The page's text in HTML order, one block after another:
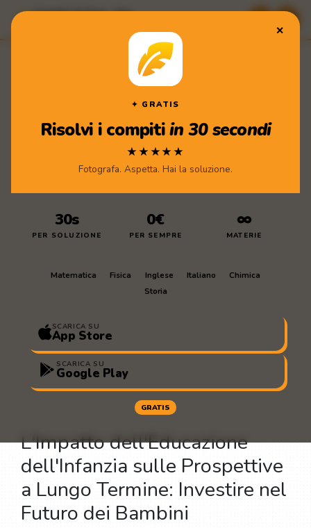
Compiti di Casa · App
✕
✦ GRATIS
Risolvi i compitiin 30 secondi
★★★★★
Fotografa. Aspetta. Hai la soluzione.
30s
PER SOLUZIONE
0€
PER SEMPRE
∞
MATERIE
Matematica Fisica Inglese Italiano
Chimica
Storia
SCARICA SU
App Store
SCARICA SU
Google Play
GRATIS
L'Impatto dell'Educazione
dell'Infanzia sulle Prospettive
a Lungo Termine: Investire nel
Futuro dei Bambini